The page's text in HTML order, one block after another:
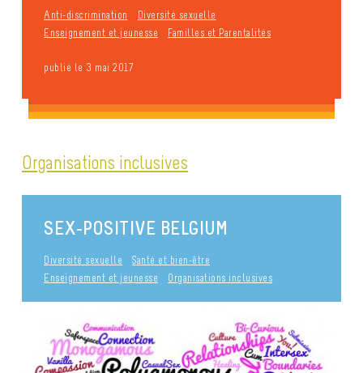
Anti-discrimination
Diversité sexuelle
Enseignement et jeunesse
Familles et Parentalités
publié le 3 mai 2017
Organisations inclusives
SEX-POSITIVE BELGIUM
Diversité sexuelle
Santé et bien-être
Enseignement et jeunesse
Organisations inclusives